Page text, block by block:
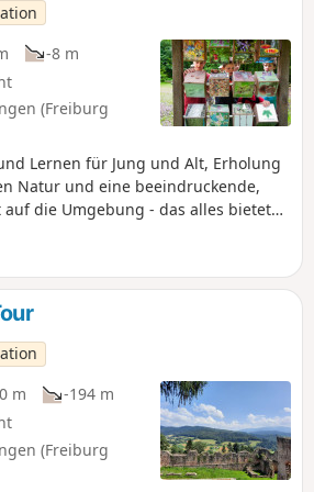
-8 m
(Freiburg
Lernen für Jung und Alt, Erholung
Natur und eine beeindruckende,
die Umgebung - das alles bietet
m
-194 m
(Freiburg